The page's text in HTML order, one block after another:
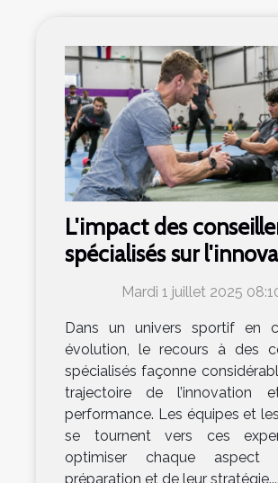
L'impact des
spécialisés sur
et la performance
Mardi 1 juillet 2025
Dans un univers sportif en
évolution, le recours à des
spécialisés façonne
trajectoire de l’innovation
performance. Les équipes et
se tournent vers ces
optimiser chaque
préparation et de leur stratégie....